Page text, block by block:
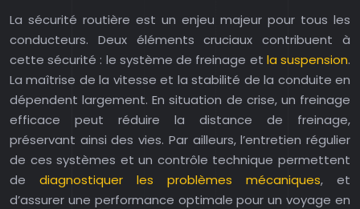
La sécurité routière est un enjeu majeur pour tous les
conducteurs. Deux éléments cruciaux contribuent à
cette sécurité : le système de freinage et la suspension.
La maîtrise de la vitesse et la stabilité de la conduite en
dépendent largement. En situation de crise, un freinage
efficace peut réduire la distance de freinage,
préservant ainsi des vies. Par ailleurs, l’entretien régulier
de ces systèmes et un contrôle technique permettent
de diagnostiquer les problèmes mécaniques, et
d’assurer une performance optimale pour un voyage en